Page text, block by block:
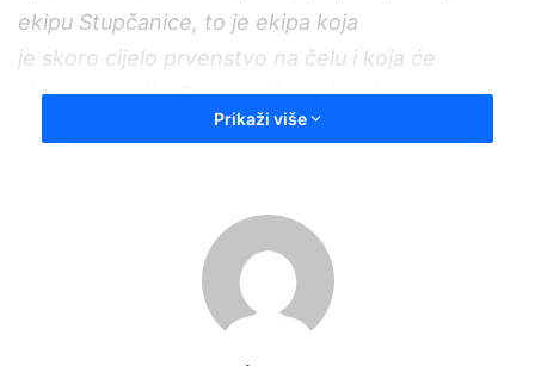
ekipu Stupčanice, to je ekipa koja
je skoro cijelo prvenstvo na čelu i koja će
vjerovatno ići u Premijer ligu, ali i mi
smo ušli u dobru formu i pokazali smo da kada
dobro na treninzima, a uz podršku
s tribina, očekujem dobru utakmicu i vjerujem u
Prikaži više